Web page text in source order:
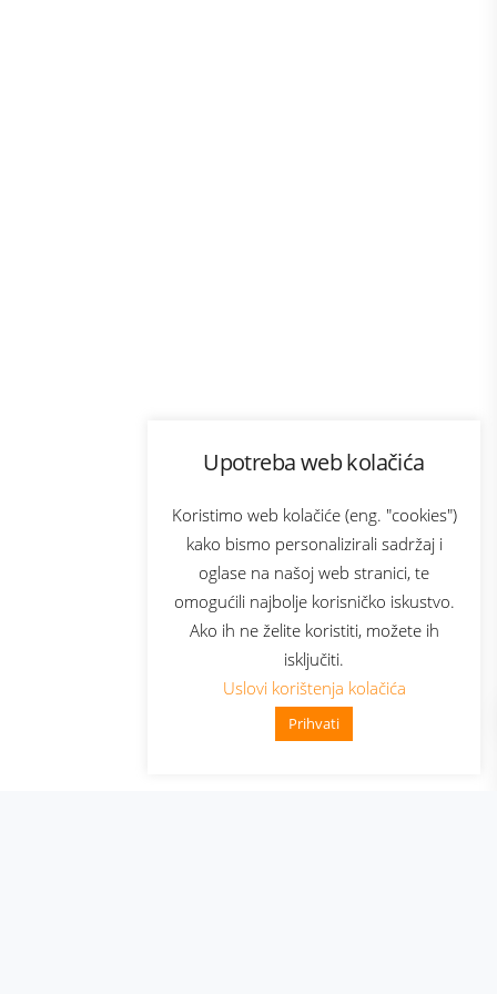
Upotreba web kolačića
Koristimo web kolačiće (eng. "cookies")
kako bismo personalizirali sadržaj i
oglase na našoj web stranici, te
omogućili najbolje korisničko iskustvo.
Ako ih ne želite koristiti, možete ih
isključiti.
Uslovi korištenja kolačića
Prihvati
👋 Zdravo, kako mogu pomoć
Bonus plus
Prijava za newsletter